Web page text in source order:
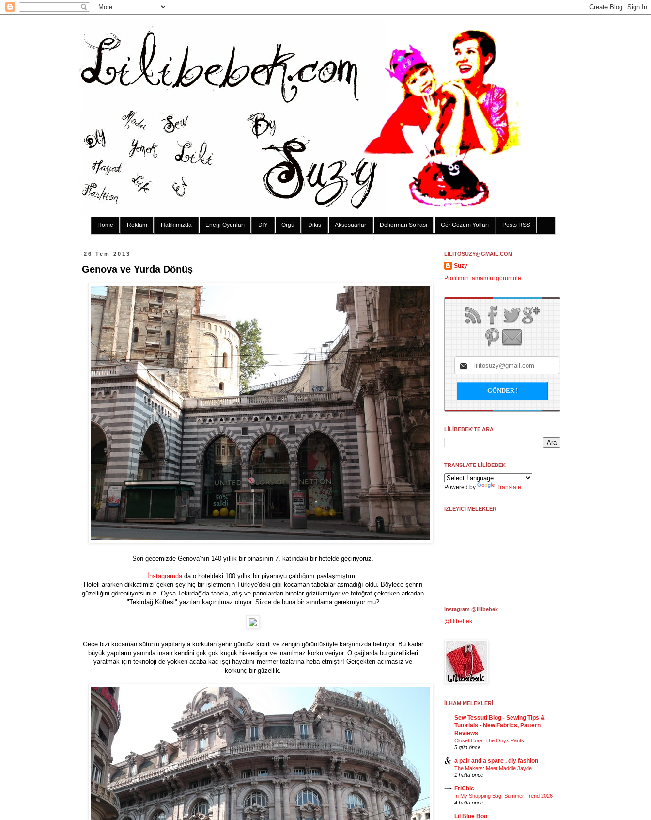
Home Reklam Hakkımızda Enerji Oyunları DIY Örgü Dikiş Aksesuarlar Deliorman Sofrası Gör Gözüm Yolları Posts RSS
26 Tem 2013
Genova ve Yurda Dönüş
Son gecemizde Genova'nın 140 yıllık bir binasının 7. katındaki bir hotelde geçiriyoruz.
İnstagramdada o hoteldeki 100 yıllık bir piyanoyu çaldığımı paylaşmıştım.
Hoteli ararken dikkatimizi çeken şey hiç bir işletmenin Türkiye'deki gibi kocaman tabelalar asmadığı oldu. Böylece şehrin
güzelliğini görebiliyorsunuz. Oysa Tekirdağ'da tabela, afiş ve panolardan binalar gözükmüyor ve fotoğraf çekerken arkadan
"Tekirdağ Köftesi" yazıları kaçınılmaz oluyor. Sizce de buna bir sınırlama gerekmiyor mu?
Gece bizi kocaman sütunlu yapılarıyla korkutan şehir gündüz kibirli ve zengin görüntüsüyle karşımızda beliriyor. Bu kadar
büyük yapıların yanında insan kendini çok çok küçük hissediyor ve inanılmaz korku veriyor. O çağlarda bu güzellikleri
yaratmak için teknoloji de yokken acaba kaç işçi hayatını mermer tozlarına heba etmiştir! Gerçekten acımasız ve
korkunç bir güzellik.
LİLİTOSUZY@GMAİL.COM
Suzy
Profilimin tamamını görüntüle
LİLİBEBEK'TE ARA
TRANSLATE LİLİBEBEK
Powered by Translate
İZLEYİCİ MELEKLER
Instagram @lilibebek
@lilibebek
İLHAM MELEKLERİ
Sew Tessuti Blog - Sewing Tips &
Tutorials - New Fabrics, Pattern
Reviews
Closet Core: The Onyx Pants
5 gün önce
a pair and a spare . diy fashion
The Makers: Meet Maddie Jayde
1 hafta önce
FriChic
In My Shopping Bag: Summer Trend 2026
4 hafta önce
Lil Blue Boo